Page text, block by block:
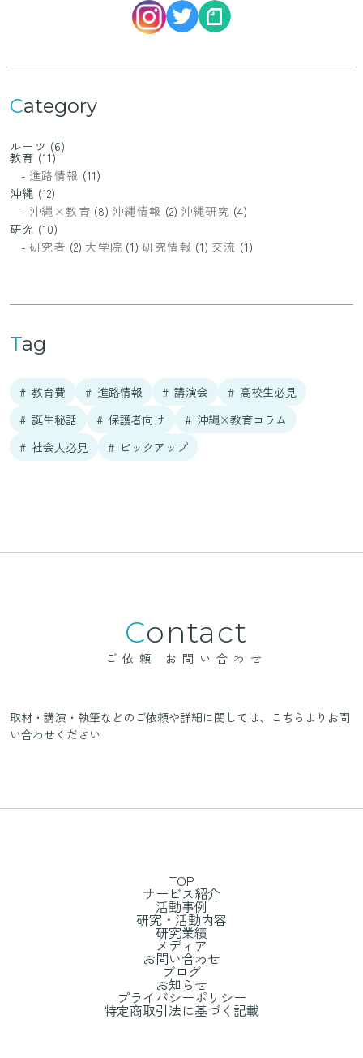
Category
ルーツ (6)
教育 (11)
進路情報 (11)
沖縄 (12)
沖縄×教育 (8) 沖縄情報 (2) 沖縄研究 (4)
研究 (10)
研究者 (2) 大学院 (1) 研究情報 (1) 交流 (1)
Tag
教育費 進路情報 講演会
高校生必見
誕生秘話
保護者向け
沖縄×教育コラム
社会人必見
ピックアップ
Contact
ご依頼 お問い合わせ
取材・講演・執筆などのご依頼や詳細に関しては、
こちらよりお問
い合わせください
TOP
サービス紹介
活動事例
研究・活動内容
研究業績
メディア
お問い合わせ
ブログ
お知らせ
プライバシーポリシー
特定商取引法に基づく記載